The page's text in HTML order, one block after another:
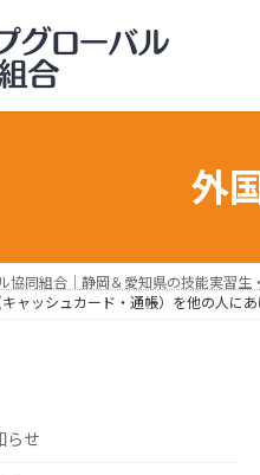
外
協同組合｜静岡＆愛知県の技能実習生
ャッシュカード・通帳）を他の人に
らせ